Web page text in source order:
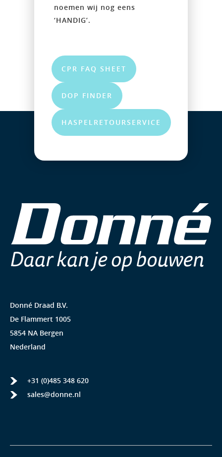
noemen wij nog eens
‘HANDIG’.
CPR FAQ SHEET
DOP FINDER
HASPELRETOURSERVICE
Donné Draad B.V.
De Flammert 1005
5854 NA Bergen
Nederland
+31 (0)485 348 620
sales@donne.nl